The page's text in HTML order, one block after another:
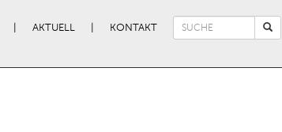
AKTUELL KONTAKT
Suchformular